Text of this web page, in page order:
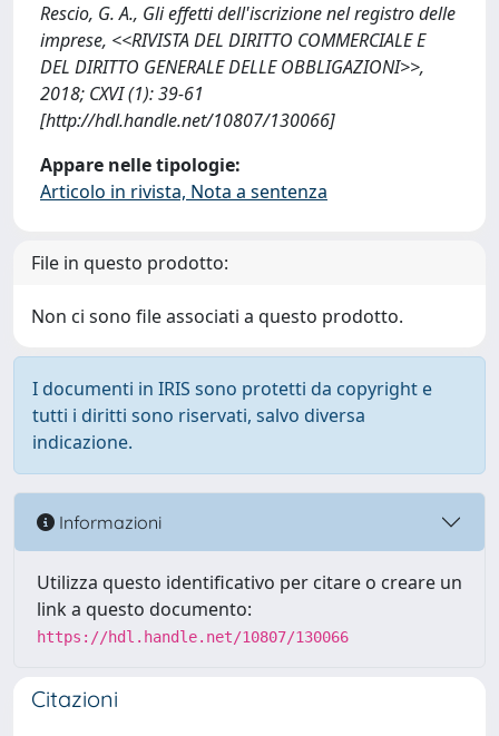
Rescio, G. A., Gli effetti dell'iscrizione nel registro delle
imprese, <<RIVISTA DEL DIRITTO COMMERCIALE E
DEL DIRITTO GENERALE DELLE OBBLIGAZIONI>>,
2018; CXVI (1): 39-61
[http://hdl.handle.net/10807/130066]
Appare nelle tipologie:
Articolo in rivista, Nota a sentenza
File in questo prodotto:
Non ci sono file associati a questo prodotto.
I documenti in IRIS sono protetti da copyright e
tutti i diritti sono riservati, salvo diversa
indicazione.
Informazioni
Utilizza questo identificativo per citare o creare un
link a questo documento:
https://hdl.handle.net/10807/130066
Citazioni